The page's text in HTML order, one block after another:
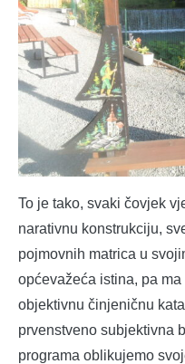
To je tako, svaki čovjek
narativnu konstrukciju,
pojmovnih matrica u
općevažeća istina, pa
objektivnu činjeničnu
prvenstveno subjektivna
programa oblikujemo